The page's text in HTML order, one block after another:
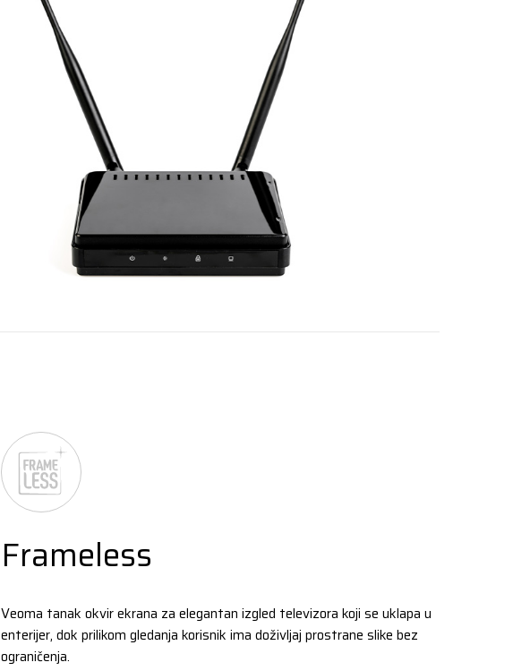
Frameless
Veoma tanak okvir ekrana za elegantan izgled televizora koji se uklapa u
enterijer, dok prilikom gledanja korisnik ima doživljaj prostrane slike bez
ograničenja.